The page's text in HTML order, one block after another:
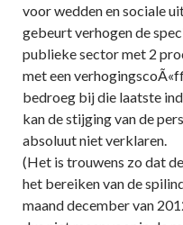
voor wedden en sociale
gebeurt verhogen de
publieke sector met 2
met een
bedroeg bij die laatste
kan de stijging van de
absoluut niet verklaren.
(Het is trouwens zo dat
het bereiken van de
maand december van